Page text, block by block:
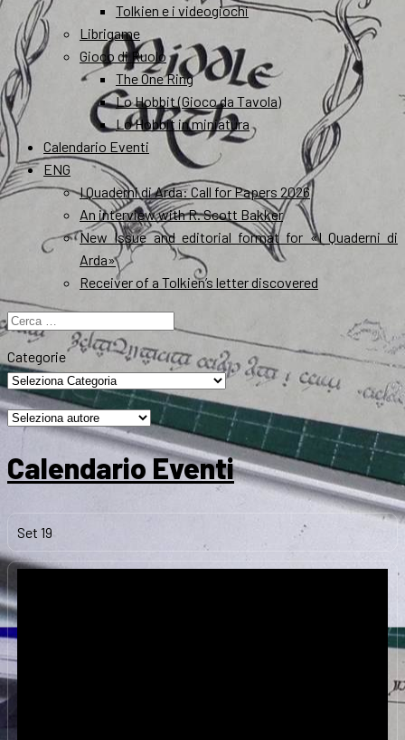
Tolkien e i videogiochi
Librigame
Gioco di Ruolo
The One Ring
Lo Hobbit (Gioco da Tavola)
Lo Hobbit in miniatura
Calendario Eventi
ENG
I Quaderni di Arda: Call for Papers 2026
An interview with R. Scott Bakker
New Issue and editorial format for «I Quaderni di
Arda»
Receiver of a Tolkien’s letter discovered
Ricerca
per:
Categorie
Calendario Eventi
Set 19